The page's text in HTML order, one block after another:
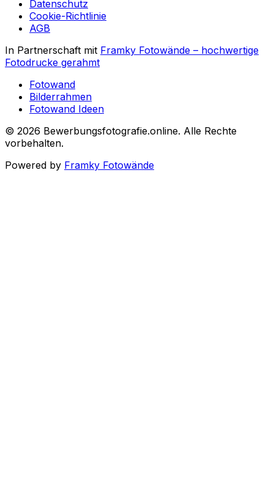
Datenschutz
Cookie-Richtlinie
AGB
In Partnerschaft mit Framky Fotowände – hochwertige
Fotodrucke gerahmt
Fotowand
Bilderrahmen
Fotowand Ideen
© 2026 Bewerbungsfotografie.online. Alle Rechte
vorbehalten.
Powered by Framky Fotowände